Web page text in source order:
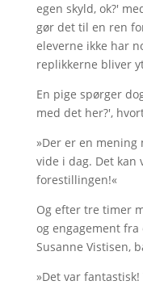
egen skyld, ok?'
gør det til en ren
eleverne ikke har
replikkerne bliver
En pige spørger
med det her?',
»Der er en mening
vide i dag. Det
forestillingen!«
Og efter tre timer
og engagement
Susanne Vistisen,
»Det var